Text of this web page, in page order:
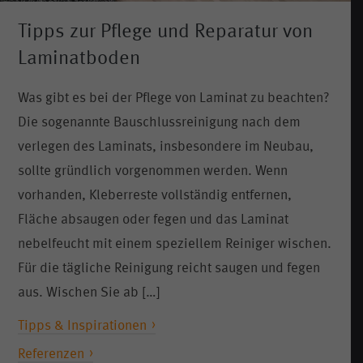
Tipps zur Pflege und Reparatur von
Laminatboden
Was gibt es bei der Pflege von Laminat zu beachten?
Die sogenannte Bauschlussreinigung nach dem
verlegen des Laminats, insbesondere im Neubau,
sollte gründlich vorgenommen werden. Wenn
vorhanden, Kleberreste vollständig entfernen,
Fläche absaugen oder fegen und das Laminat
nebelfeucht mit einem speziellem Reiniger wischen.
Für die tägliche Reinigung reicht saugen und fegen
aus. Wischen Sie ab […]
Tipps & Inspirationen
Referenzen